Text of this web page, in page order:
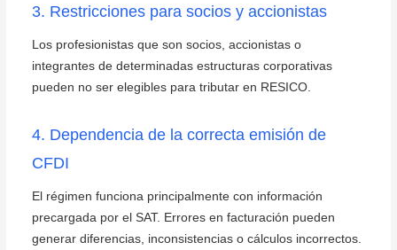
3. Restricciones para socios y accionistas
Los profesionistas que son socios, accionistas o
integrantes de determinadas estructuras corporativas
pueden no ser elegibles para tributar en RESICO.
4. Dependencia de la correcta emisión de
CFDI
El régimen funciona principalmente con información
precargada por el SAT. Errores en facturación pueden
generar diferencias, inconsistencias o cálculos incorrectos.